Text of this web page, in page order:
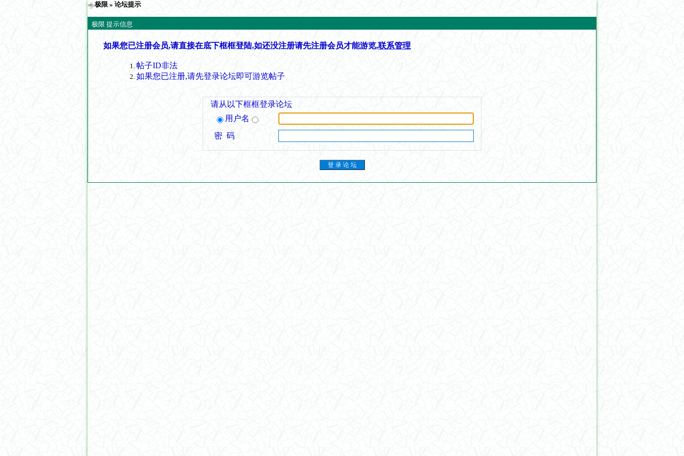
极限 » 论坛提示
极限 提示信息
如果您已注册会员,请直接在底下框框登陆,如还没注册请先注册会员才能游览,联系管理
帖子ID非法
如果您已注册,请先登录论坛即可游览帖子
请从以下框框登录论坛
用户名
密 码